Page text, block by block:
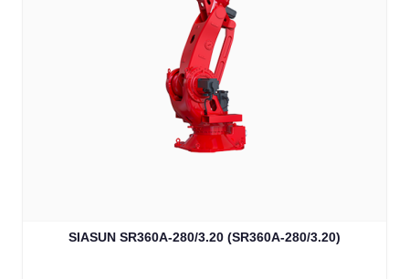
SIASUN SR360A-280/3.20 (SR360A-280/3.20)